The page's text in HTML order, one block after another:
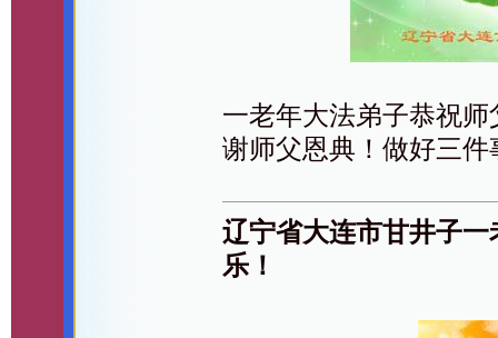
一老年大法弟子恭祝
谢师父恩典！做好三
辽宁省大连市甘井子
乐！